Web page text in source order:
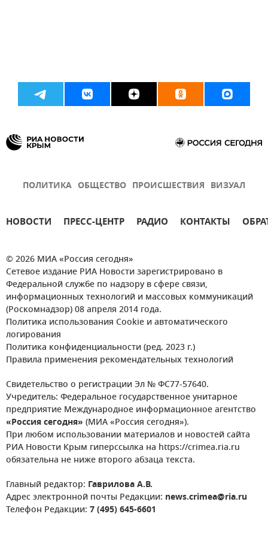
ПОЛИТИКА ОБЩЕСТВО ПРОИСШЕСТВИЯ ВИЗУАЛ
НОВОСТИ ПРЕСС-ЦЕНТР РАДИО КОНТАКТЫ
© 2026 МИА «Россия сегодня»
Сетевое издание РИА Новости зарегистрировано в
Федеральной службе по надзору в сфере связи,
информационных технологий и массовых коммуникаций
(Роскомнадзор) 08 апреля 2014 года.
Политика использования Cookie и автоматического
логирования
Политика конфиденциальности (ред. 2023 г.)
Правила применения рекомендательных технологий
Свидетельство о регистрации Эл № ФС77-57640.
Учредитель: Федеральное государственное унитарное
предприятие Международное информационное агентство
«Россия сегодня» (МИА «Россия сегодня»).
При любом использовании материалов и новостей сайта
РИА Новости Крым гиперссылка на https://crimea.ria.ru
обязательна не ниже второго абзаца текста.
Главный редактор: Гаврилова А.В.
Адрес электронной почты Редакции: news.crimea@ria.ru
Телефон Редакции: 7 (495) 645-6601